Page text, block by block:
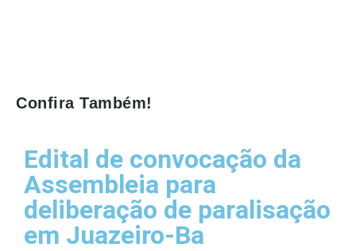
Confira Também!
Edital de convocação da
Assembleia para
deliberação de paralisação
em Juazeiro-Ba